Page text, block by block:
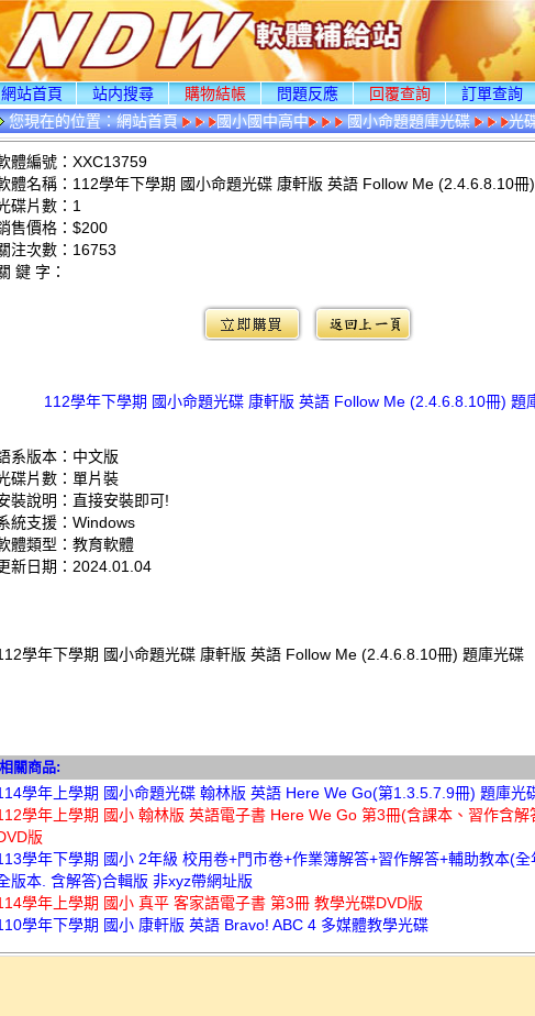
網站首頁 站内搜尋 購物結帳 問題反應 回覆查詢 訂單查詢
您現在的位置：網站首頁 國小國中高中 國小命題題庫光碟 光
體編號：XXC13759
體名稱：112學年下學期 國小命題光碟 康軒版 英語 Follow Me (2.4.6.8.10冊
碟片數：1
售價格：$200
注次數： 16753
鍵 字：
112學年下學期 國小命題光碟 康軒版 英語 Follow Me (2.4.6.8.10冊) 題
系版本：中文版
碟片數：單片裝
裝說明：直接安裝即可!
統支援：Windows
體類型：教育軟體
新日期：2024.01.04
學年下學期 國小命題光碟 康軒版 英語 Follow Me (2.4.6.8.10冊) 題庫光碟
相關商品:
學年上學期 國小命題光碟 翰林版 英語 Here We Go(第1.3.5.7.9冊) 題庫光
學年上學期 國小 翰林版 英語電子書 Here We Go 第3冊(含課本、習作含解
版
學年下學期 國小 2年級 校用卷+門市卷+作業簿解答+習作解答+輔助教本(全
版本. 含解答)合輯版 非xyz帶網址版
學年上學期 國小 真平 客家語電子書 第3冊 教學光碟DVD版
學年下學期 國小 康軒版 英語 Bravo! ABC 4 多媒體教學光碟